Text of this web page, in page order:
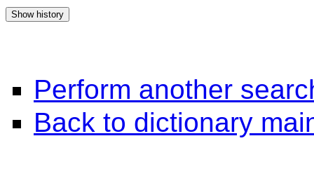
Perform another
Back to dictionary